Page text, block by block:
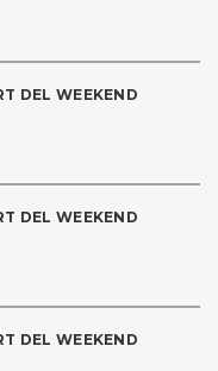
DEL WEEKEND
DEL WEEKEND
DEL WEEKEND